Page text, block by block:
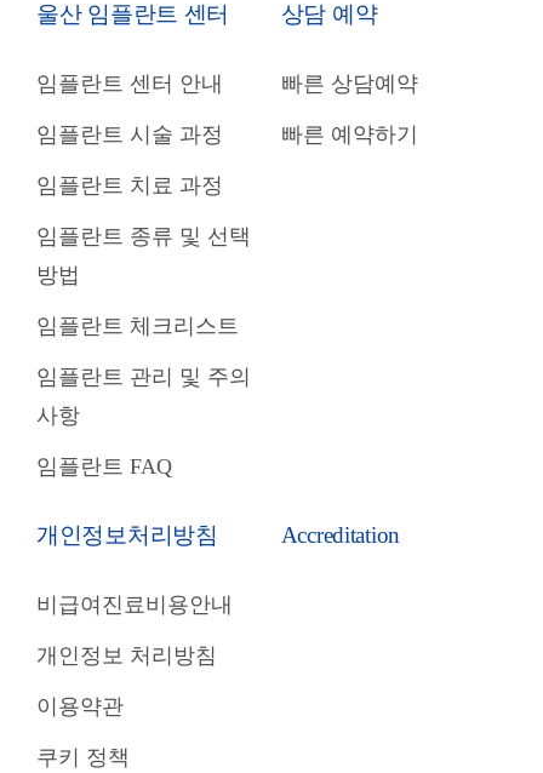
울산 임플란트 센터
임플란트 센터 안내
임플란트 시술 과정
임플란트 치료 과정
임플란트 종류 및 선택
방법
임플란트 체크리스트
임플란트 관리 및 주의
사항
임플란트 FAQ
상담 예약
빠른 상담예약
빠른 예약하기
개인정보처리방침
비급여진료비용안내
개인정보 처리방침
이용약관
쿠키 정책
Accreditation